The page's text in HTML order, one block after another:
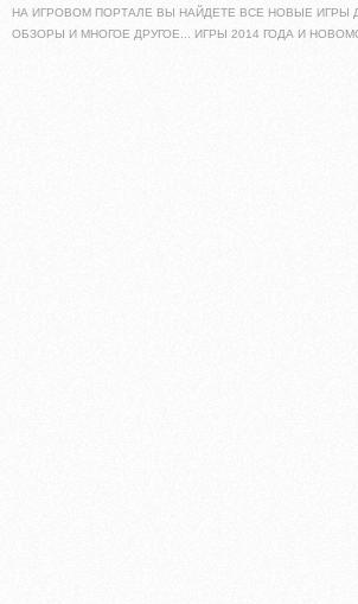
НА ИГРОВОМ ПОРТАЛЕ ВЫ НАЙДЕТЕ ВСЕ НОВЫЕ ИГРЫ
ОБЗОРЫ И МНОГОЕ ДРУГОЕ... ИГРЫ 2014 ГОДА И